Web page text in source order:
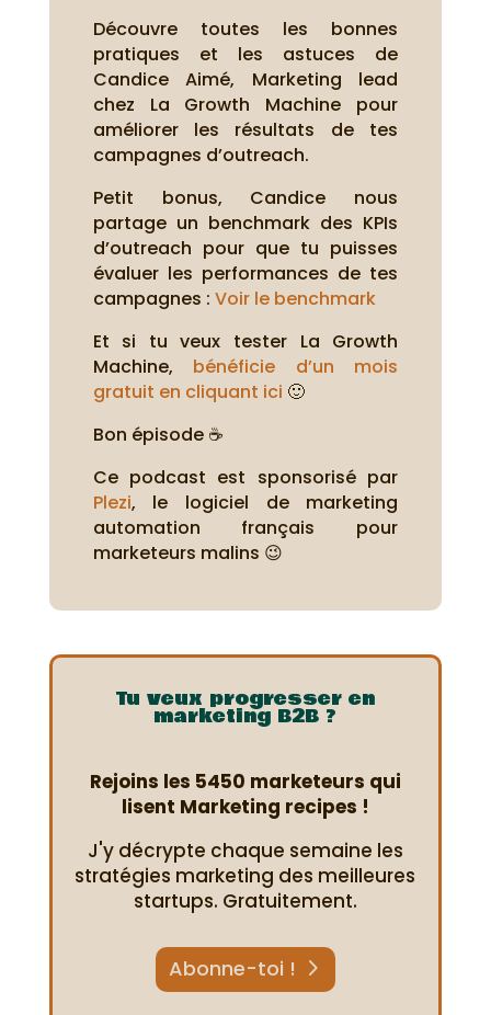
Découvre toutes les bonnes
pratiques et les astuces de
Candice Aimé, Marketing lead
chez La Growth Machine pour
améliorer les résultats de tes
campagnes d’outreach.
Petit bonus, Candice nous
partage un benchmark des KPIs
d’outreach pour que tu puisses
évaluer les performances de tes
campagnes : Voir le benchmark
Et si tu veux tester La Growth
Machine, bénéficie d’un mois
gratuit en cliquant ici 🙂
Bon épisode ☕
Ce podcast est sponsorisé par
Plezi, le logiciel de marketing
automation français pour
marketeurs malins 😉
Tu veux progresser en
marketing B2B ?
Rejoins les 5450 marketeurs qui
lisent Marketing recipes !
J'y décrypte chaque semaine les
stratégies marketing des meilleures
startups. Gratuitement.
Abonne-toi !